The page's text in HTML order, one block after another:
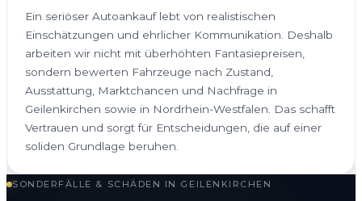
Ein seriöser Autoankauf lebt von realistischen
Einschätzungen und ehrlicher Kommunikation. Deshalb
arbeiten wir nicht mit überhöhten Fantasiepreisen,
sondern bewerten Fahrzeuge nach Zustand,
Ausstattung, Marktchancen und Nachfrage in
Geilenkirchen sowie in Nordrhein-Westfalen. Das schafft
Vertrauen und sorgt für Entscheidungen, die auf einer
soliden Grundlage beruhen.
SONDERFÄLLE & SCHÄDEN IN GEILENKIRCHEN